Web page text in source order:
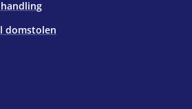
domstolen